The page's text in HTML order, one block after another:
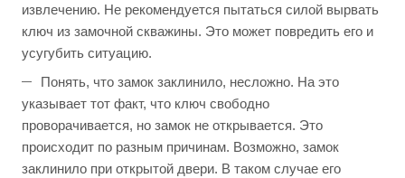
извлечению. Не рекомендуется пытаться силой вырвать
ключ из замочной скважины. Это может повредить его и
усугубить ситуацию.
Понять, что замок заклинило, несложно. На это
указывает тот факт, что ключ свободно
проворачивается, но замок не открывается. Это
происходит по разным причинам. Возможно, замок
заклинило при открытой двери. В таком случае его